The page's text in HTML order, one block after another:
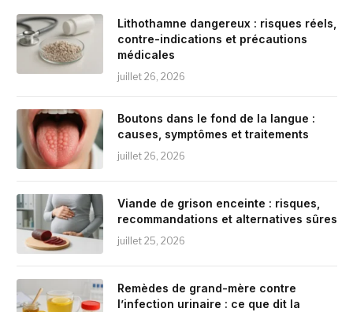
Lithothamne dangereux : risques réels,
contre-indications et précautions
médicales
juillet 26, 2026
Boutons dans le fond de la langue :
causes, symptômes et traitements
juillet 26, 2026
Viande de grison enceinte : risques,
recommandations et alternatives sûres
juillet 25, 2026
Remèdes de grand-mère contre
l’infection urinaire : ce que dit la